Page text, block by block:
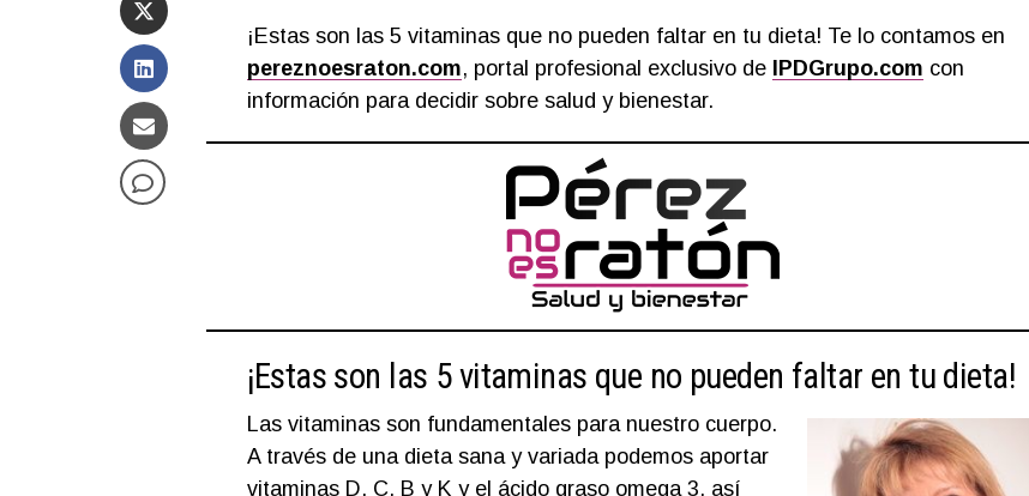
¡Estas son las 5 vitaminas que no pueden faltar en tu dieta! Te lo contamos en
pereznoesraton.com, portal profesional exclusivo de IPDGrupo.com con
información para decidir sobre salud y bienestar.
¡Estas son las 5 vitaminas que no pueden faltar en tu dieta!
Las vitaminas son fundamentales para nuestro cuerpo.
A través de una dieta sana y variada podemos aportar
vitaminas D, C, B y K y el ácido graso omega 3, así